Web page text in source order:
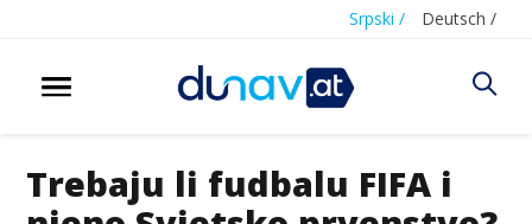
Srpski / Deutsch /
Trebaju li fudbalu FIFA i